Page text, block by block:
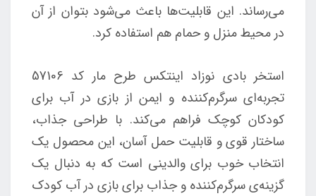
می‌رساند. این قابلیت‌ها باعث می‌شود بتوان از آن
در محیط منزل و حمام هم استفاده کرد.
استخر بادی نوزاد اینتکس طرح مار کد 57106
تجربه‌ای سرگرم‌کننده و ایمن از بازی در آب برای
کودکان کوچک فراهم می‌کند. با طراحی جذاب،
ساختار قوی و قابلیت حمل آسان، این محصول یک
انتخاب خوب برای والدینی است که به دنبال یک
گزینه‌ی سرگرم‌کننده و جذاب برای بازی در آب کودک